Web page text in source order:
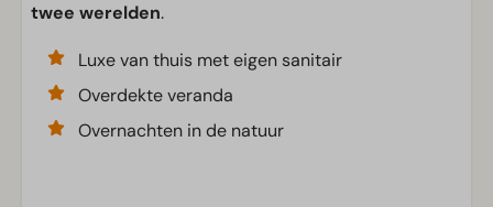
twee werelden.
Luxe van thuis met eigen sanitair
Overdekte veranda
Overnachten in de natuur